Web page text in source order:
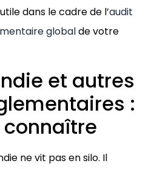
dans le cadre de l’audit
globalde votre
et autres
:
connaître
ne vit pas en silo. Il